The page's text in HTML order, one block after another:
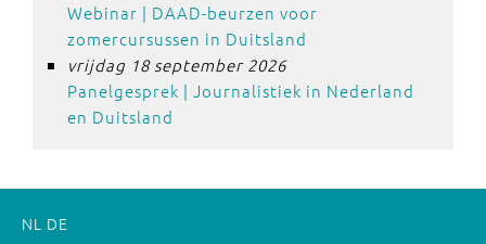
Webinar | DAAD-beurzen voor
zomercursussen in Duitsland
vrijdag 18 september 2026
Panelgesprek | Journalistiek in Nederland
en Duitsland
NL DE